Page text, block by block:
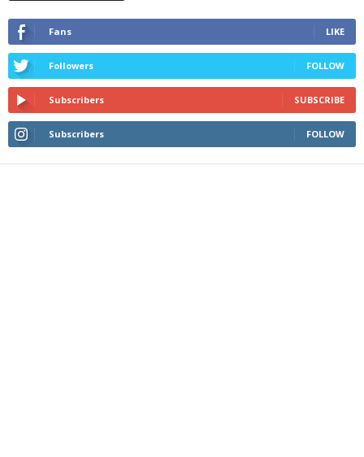
Fans LIKE
Followers FOLLOW
Subscribers SUBSCRIBE
Subscribers FOLLOW